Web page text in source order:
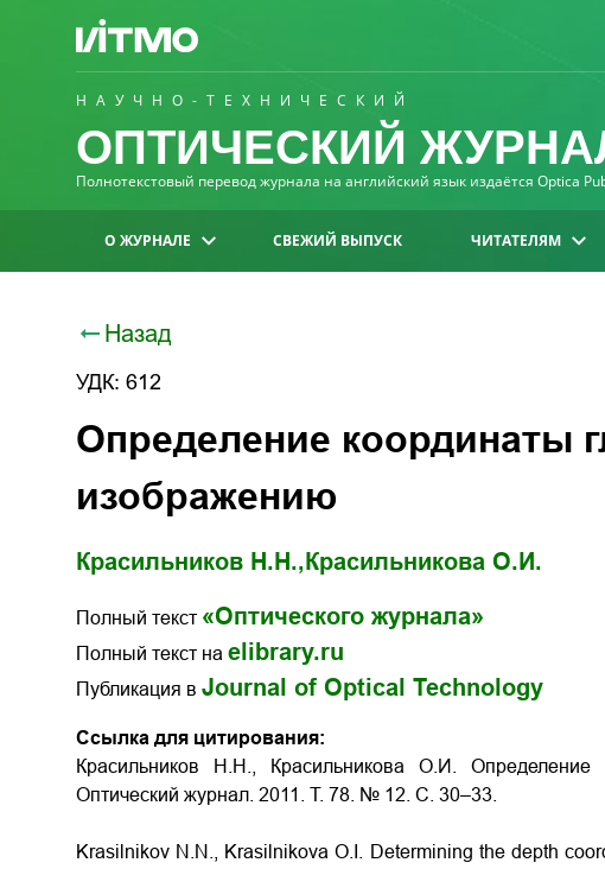
НАУЧНО-ТЕХНИЧЕСКИЙ
ОПТИЧЕСКИЙ
Полнотекстовый перевод журнала на английский язык издаётся Optica
О ЖУРНАЛЕ СВЕЖИЙ ВЫПУСК ЧИТАТЕЛЯМ
Назад
УДК: 612
Определение координаты
изображению
Красильников Н.Н., Красильникова О.И.
Полный текст «Оптического журнала»
Полный текст на elibrary.ru
Публикация в Journal of Optical Technology
Ссылка для цитирования:
Красильников Н.Н., Красильникова О.И.
Оптический журнал. 2011. Т. 78. № 12. С. 30–33.
Krasilnikov N.N., Krasilnikova O.I. Determining the depth